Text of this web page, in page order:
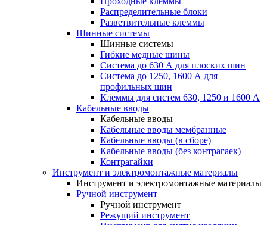
Распределительные блоки
Разветвительные клеммы
Шинные системы
Шинные системы
Гибкие медные шины
Система до 630 А для плоских шин
Система до 1250, 1600 А для
профильных шин
Клеммы для систем 630, 1250 и 1600 А
Кабельные вводы
Кабельные вводы
Кабельные вводы мембранные
Кабельные вводы (в сборе)
Кабельные вводы (без контрагаек)
Контрагайки
Инструмент и электромонтажные материалы
Инструмент и электромонтажные материалы
Ручной инструмент
Ручной инструмент
Режущий инструмент